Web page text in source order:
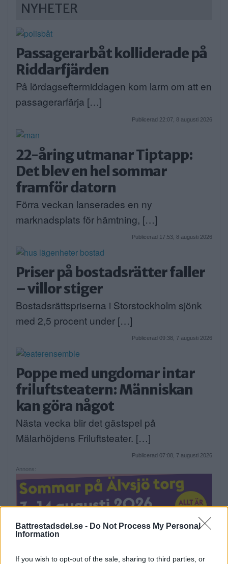
Battrestadsdel.se - Do Not Process My Personal
Information
If you wish to opt-out of the sale, sharing to third parties, or
NYHETER
Passagerarbåt kolliderade på
Riddarfjärden
På lördagseftermiddagen kom larm om att en
passagerarfärja […]
Publicerad 22:07, 8 augusti 2026
22-åring utmanar Tiptapp:
Det blev en hel sommar
framför datorn
Förra veckan lanserades en ny
marknadsplats för hämtning, […]
Publicerad 17:53, 8 augusti 2026
Priser på bostadsrätter faller
– villor stiger
Bostadsrättspriserna i Storstockholm sjönk
med 2,5 procent under […]
Publicerad 09:38, 7 augusti 2026
Poppe med ungdomar intar
friluftsteatern: Människan
kan göra något
Nästa vecka blir det gästspel på
Mälarhöjdens Friluftsteater. […]
Publicerad 07:08, 7 augusti 2026
Annons: